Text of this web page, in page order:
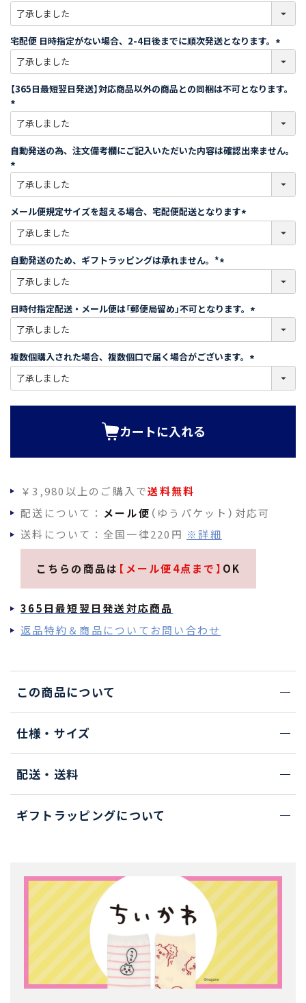
必
須
)
宅配便 日時指定がない場合、2-4日後までに順次発送となります。
必
須
)
【365日最短翌日発送】対応商品以外の商品との同梱は不可となります。
必
須
)
自動発送の為、注文備考欄にご記入いただいた内容は確認出来ません。
必
須
)
メール便規定サイズを超える場合、宅配便配送となります
必
)
自動発送のため、ギフトラッピングは承れません。*
必
須
)
日時付指定配送・メール便は「郵便局留め」不可となります。
必
)
複数個購入された場合、複数個口で届く場合がございます。
必
カートに入れる
￥3,980以上のご購入で送料無料
配送について： メール便 （ゆうパケット）対応可
送料について：全国一律220円 ※詳細
こちらの商品は 【メール便4点まで】 OK
365日最短翌日発送対応商品
返品特約＆商品についてお問い合わせ
この商品について
仕様・サイズ
配送・送料
ギフトラッピングについて